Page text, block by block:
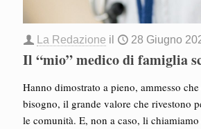
La Redazione il 28 Giugno
Il “mio” medico di famiglia
Hanno dimostrato a pieno, ammesso che
bisogno, il grande valore che rivestono
le comunità. E, non a caso, li